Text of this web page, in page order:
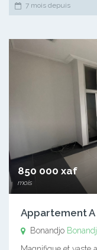
7 mois depuis
850 000 xaf
mois
Appartement
Bonandjo